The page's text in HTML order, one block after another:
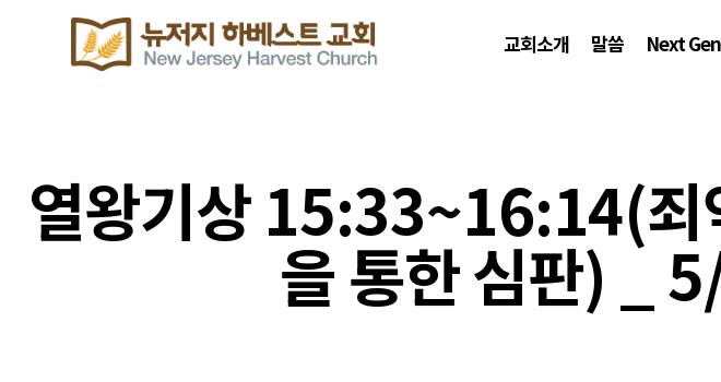
교회소개 말씀 Next
열왕기상 15:33~16:14(죄
을 통한 심판) _